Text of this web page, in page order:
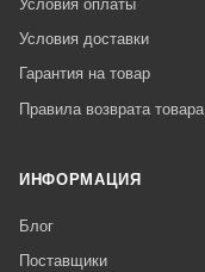
Условия оплаты
Условия доставки
Гарантия на товар
Правила возврата товара
ИНФОРМАЦИЯ
Блог
Поставщики